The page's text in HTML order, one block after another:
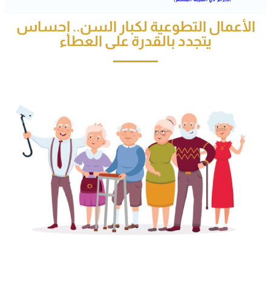
الأعمال التطوعية لكبار السن.. إحساس
يتجدد بالقدرة على العطاء